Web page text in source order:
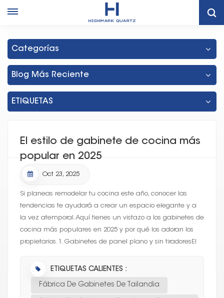
Hogar
Fábrica De Gabinetes Tipo Shaker Blancos De Tailandia
Categorías
Blog Más Reciente
ETIQUETAS
El estilo de gabinete de cocina más
popular en 2025
Oct 23, 2025
Si planeas remodelar tu cocina este año, conocer las
tendencias te ayudará a crear un espacio elegante y a
la vez atemporal. Aquí tienes un vistazo a los gabinetes de
cocina más populares en 2025 y por qué los adoran los
propietarios. 1. Gabinetes de panel plano y sin tiradoresEl
ETIQUETAS CALIENTES :
Fábrica De Gabinetes De Tailandia